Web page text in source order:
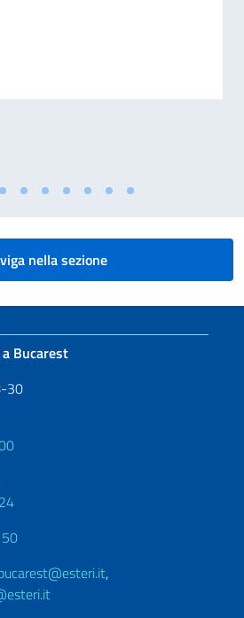
TARIFFE CONSOLARI ALLO
nella sezione
Bucarest
30
,